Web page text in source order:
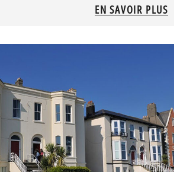
EN SAVOIR PLUS